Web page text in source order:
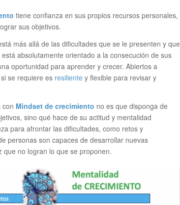
tiene confianza en sus propios recursos personales,
sus objetivos.
más allá de las dificultades que se le presenten y que
absolutamente orientado a la consecución de sus
oportunidad para aprender y crecer. Abiertos a
se requiere es resiliente y flexible para revisar y
con Mindset de crecimiento no es que disponga de
sino qué hace de su actitud y mentalidad
para afrontar las dificultades, como retos y
personas son capaces de desarrollar nuevas
no logran lo que se proponen.